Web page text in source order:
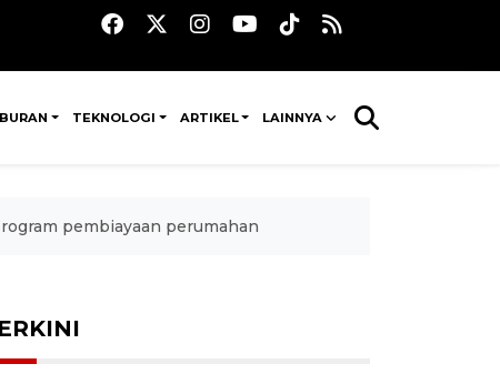
TEKNOLOGI ARTIKEL LAINNYA
pembiayaan perumahan